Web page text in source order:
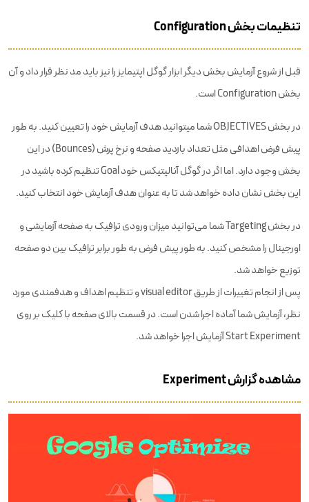
تنظیمات بخش Configuration
قبل از شروع آزمایش بخش دیگر ابزار گوگل اپتیمایز را نیز باید مد نظر قرار داد و آن
بخش Configuration است.
در بخش OBJECTIVES شما می‎توانید هدف آزمایش خود را تعیین کنید. به طور
پیش فرض اهدافی مثل تعداد بازدید صفحه و نرخ پرش (Bounces) در این
بخش وجود دارد. اما اگر در گوگل آنالیتیکس خود Goal تنظیم کرده باشید در
این بخش نشان داده خواهد شد تا به عنوان هدف آزمایش خود انتخاب کنید.
در بخش Targeting شما می‌توانید میزان ورودی ترافیک به صفحه آزمایشی و
اورجینال را مشخص کنید. به طور پیش فرض به طور برابر ترافیک بین دو صفحه
توزیع خواهد شد.
پس از انجام تغییرات از طریق visual editor و تنظیم اهداف و هدفمندی مورد
نظر، آزمایش شما آماده اجرا شدن است. در قسمت بالای صفحه با کلیک بر روی
Start Experiment آزمایش اجرا خواهد شد.
مشاهده گزارش Experiment